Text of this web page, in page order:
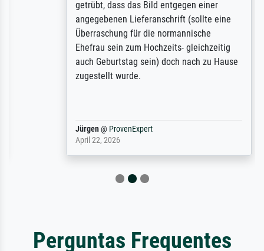
getrübt, dass das Bild entgegen einer
angegebenen Lieferanschrift (sollte eine
Überraschung für die normannische
Ehefrau sein zum Hochzeits- gleichzeitig
auch Geburtstag sein) doch nach zu Hause
zugestellt wurde.
@ProvenExpert
April 22, 2026
Perguntas Frequentes